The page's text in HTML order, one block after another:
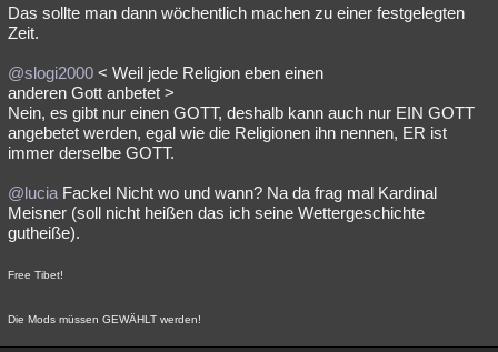
Das sollte man dann wöchentlich machen zu einer festgelegten
Zeit.
@slogi2000 < Weil jede Religion eben einen
anderen Gott anbetet >
Nein, es gibt nur einen GOTT, deshalb kann auch nur EIN GOTT
angebetet werden, egal wie die Religionen ihn nennen, ER ist
immer derselbe GOTT.
@lucia Fackel Nicht wo und wann? Na da frag mal Kardinal
Meisner (soll nicht heißen das ich seine Wettergeschichte
gutheiße).
Free Tibet!
Die Mods müssen GEWÄHLT werden!